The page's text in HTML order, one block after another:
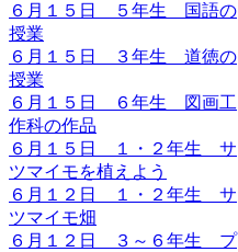
６月１５日 ５年生 国語の
授業
６月１５日 ３年生 道徳の
授業
６月１５日 ６年生 図画工
作科の作品
６月１５日 １・２年生 サ
ツマイモを植えよう
６月１２日 １・２年生 サ
ツマイモ畑
６月１２日 ３～６年生 プ